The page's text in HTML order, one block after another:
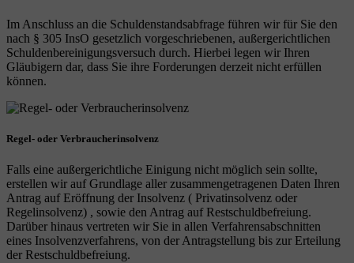
Im Anschluss an die Schuldenstandsabfrage führen wir für Sie den
nach § 305 InsO gesetzlich vorgeschriebenen, außergerichtlichen
Schuldenbereinigungsversuch durch. Hierbei legen wir Ihren
Gläubigern dar, dass Sie ihre Forderungen derzeit nicht erfüllen
können.
Regel- oder Verbraucherinsolvenz
Falls eine außergerichtliche Einigung nicht möglich sein sollte,
erstellen wir auf Grundlage aller zusammengetragenen Daten Ihren
Antrag auf Eröffnung der Insolvenz ( Privatinsolvenz oder
Regelinsolvenz) , sowie den Antrag auf Restschuldbefreiung.
Darüber hinaus vertreten wir Sie in allen Verfahrensabschnitten
eines Insolvenzverfahrens, von der Antragstellung bis zur Erteilung
der Restschuldbefreiung.